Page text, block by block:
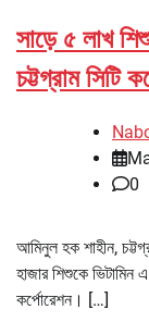
সাড়ে ৫ লাখ
চট্টগ্রাম সিটি
0
আমিনুল হক শাহীন,
হাজার শিশুকে ভিটামিন
কর্পোরেশন। […]